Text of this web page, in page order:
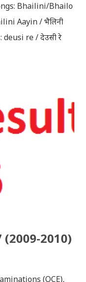
Bhailini/Bhailo
Aayin / भैलिनी
re / देउसी रे
नोट: यी अपलोड
लागि प्रयोग नगर्न आग्रह
यहाँ एकै ठाउँमा
भए जानकारी
हार्दिक मंगलमय
(2009-2010)
(OCE),